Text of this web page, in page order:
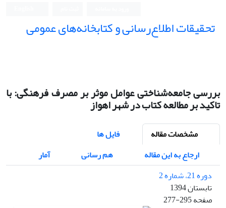
تحقیقات اطلاع‌رسانی و کتابخانه‌های عمومی
بررسی جامعه‌شناختی عوامل موثر بر مصرف فرهنگی: با
تاکید بر مطالعه کتاب در شهر اهواز
مشخصات مقاله
فایل ها
ارجاع به این مقاله
هم رسانی
آمار
دوره 21، شماره 2
تابستان 1394
صفحه277-295